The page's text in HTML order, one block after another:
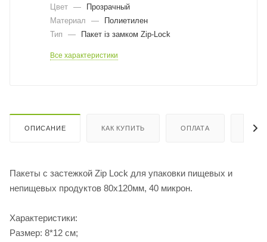
Цвет —
Прозрачный
Материал
—
Полиетилен
Тип
— Пакет із замком Zip-Lock
Все характеристики
ОПИСАНИЕ КАК КУПИТЬ ОПЛАТА
Пакеты с застежкой Zip Lock для упаковки пищевых и
непищевых продуктов 80х120мм, 40 микрон.
Характеристики:
Размер: 8*12 см;